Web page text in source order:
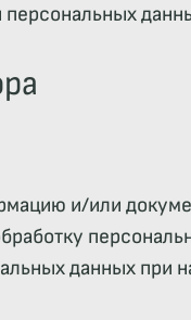
и/или
данных при